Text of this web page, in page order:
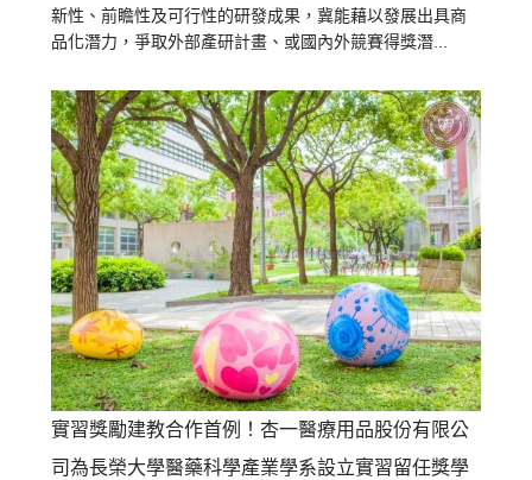
新性、前瞻性及可行性的研發成果，冀能藉以發展出具商
品化潛力，爭取外部產研計畫、或國內外競賽得獎潛...
實習獎勵建教合作首例！杏一醫療用品股份有限公
司為長榮大學醫藥科學產業學系設立實習留任獎學